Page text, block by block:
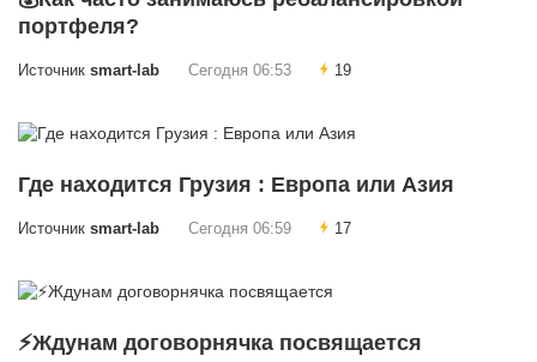
портфеля?
Источник smart-lab Сегодня 06:53 19
Где находится Грузия : Европа или Азия
Источник smart-lab Сегодня 06:59 17
⚡Ждунам договорнячка посвящается